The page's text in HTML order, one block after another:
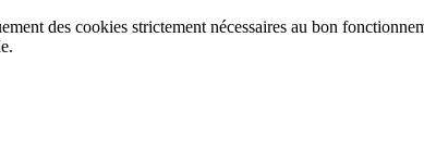
des cookies strictement nécessaires au bon